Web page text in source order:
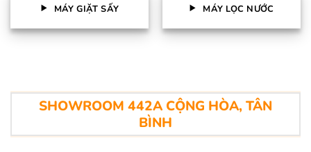
MÁY GIẶT SẤY MÁY LỌC NƯỚC
SHOWROOM 442A CỘNG HÒA, TÂN
BÌNH